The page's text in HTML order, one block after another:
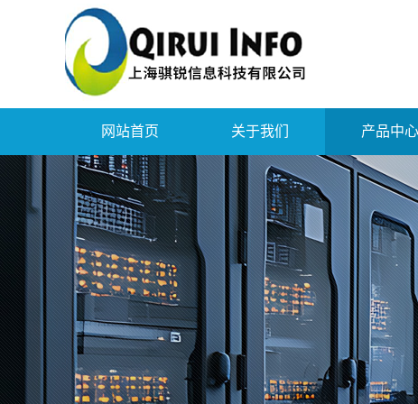
网站首页 关于我们 产品中心